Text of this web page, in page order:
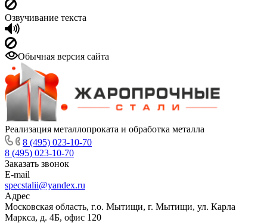
Озвучивание текста
Обычная версия сайта
Реализация металлопроката и обработка металла
8 (495) 023-10-70
8 (495) 023-10-70
Заказать звонок
E-mail
specstalii@yandex.ru
Адрес
Московская область, г.о. Мытищи, г. Мытищи, ул. Карла
Маркса, д. 4Б, офис 120